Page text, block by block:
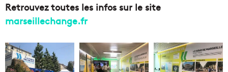
Retrouvez toutes les infos sur le site
marseillechange.fr